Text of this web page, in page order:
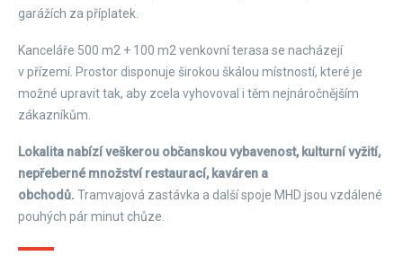
garážích za příplatek.
Kanceláře 500 m2 + 100 m2 venkovní terasa se nacházejí
v přízemí. Prostor disponuje širokou škálou místností, které je
možné upravit tak, aby zcela vyhovoval i těm nejnáročnějším
zákazníkům.
Lokalita nabízí veškerou občanskou vybavenost, kulturní vyžití,
nepřeberné množství restaurací, kaváren a
obchodů. Tramvajová zastávka a další spoje MHD jsou vzdálené
pouhých pár minut chůze.